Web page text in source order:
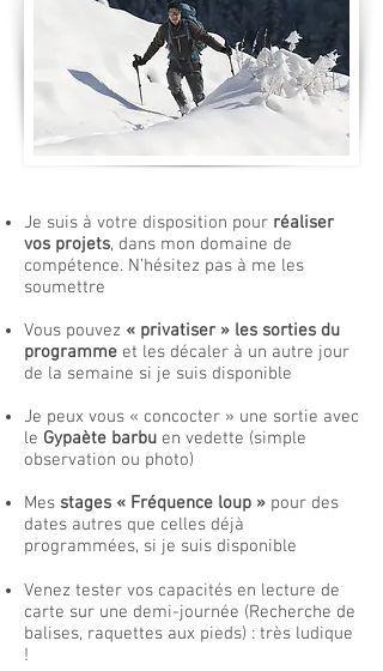
Je suis à votre disposition pour réaliser
vos projets, dans mon domaine de
compétence. N’hésitez pas à me les
soumettre
Vous pouvez « privatiser » les sorties du
programme et les décaler à un autre jour
de la semaine si je suis disponible
Je peux vous « concocter » une sortie avec
le Gypaète barbu en vedette (simple
observation ou photo)
Mes stages « Fréquence loup » pour des
dates autres que celles déjà
programmées, si je suis disponible
Venez tester vos capacités en lecture de
carte sur une demi-journée (Recherche de
balises, raquettes aux pieds) : très ludique
!